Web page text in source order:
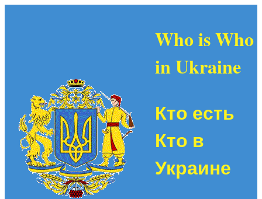
Who is Who
in Ukraine
Кто есть
Кто в
Украине